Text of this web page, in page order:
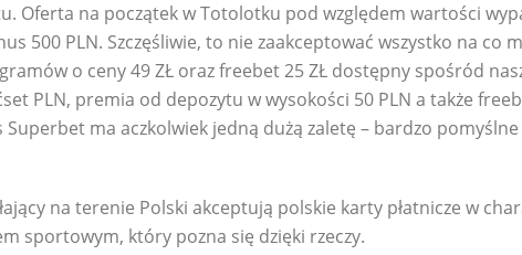
Oferta na początek w Totolotku pod względem wartości
500 PLN. Szczęśliwie, to nie zaakceptować wszystko na
o ceny 49 ZŁ oraz freebet 25 ZŁ dostępny spośród
PLN, premia od depozytu w wysokości 50 PLN a także
ma aczkolwiek jedną dużą zaletę – bardzo
na terenie Polski akceptują polskie karty płatnicze w
sportowym, który pozna się dzięki rzeczy.